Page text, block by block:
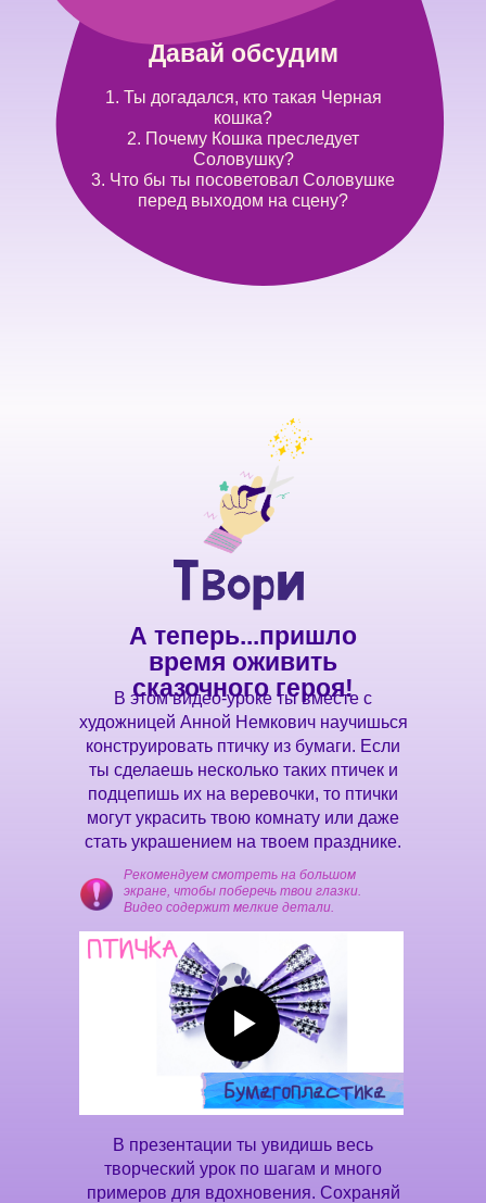
1. Ты догадался, кто такая Черная
кошка?
2. Почему Кошка преследует
Соловушку?
3. Что бы ты посоветовал Соловушке
перед выходом на сцену?
Давай обсудим
В этом видео-уроке ты вместе с
художницей Анной Немкович научишься
конструировать птичку из бумаги. Если
ты сделаешь несколько таких птичек и
подцепишь их на веревочки, то птички
могут украсить твою комнату или даже
стать украшением на твоем празднике.
В презентации ты увидишь весь
творческий урок по шагам и много
примеров для вдохновения. Сохраняй
А теперь...пришло
время оживить
сказочного героя!
Рекомендуем смотреть на большом
экране, чтобы поберечь твои глазки.
Видео содержит мелкие детали.